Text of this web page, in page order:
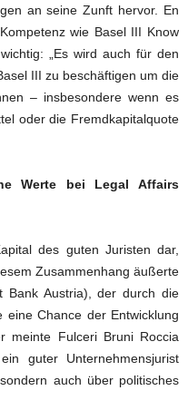
an seine Zunft hervor. En
wie Basel III Know
„Es wird auch für den
III zu beschäftigen um die
– insbesondere wenn es
oder die Fremdkapitalquote
Werte bei Legal Affairs
des guten Juristen dar,
Zusammenhang äußerte
Bank Austria), der durch die
eine Chance der Entwicklung
meinte Fulceri Bruni Roccia
guter Unternehmensjurist
auch über politisches